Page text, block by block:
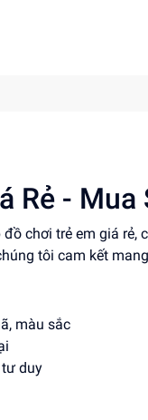
Rẻ -
chơi trẻ em giá
tôi cam kết
màu sắc
duy